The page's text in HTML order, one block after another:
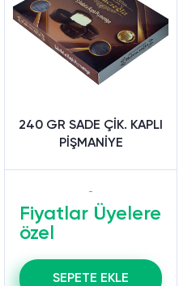
240 GR SADE ÇİK. KAPLI
PİŞMANİYE
Fiyatlar Üyelere
özel
SEPETE EKLE